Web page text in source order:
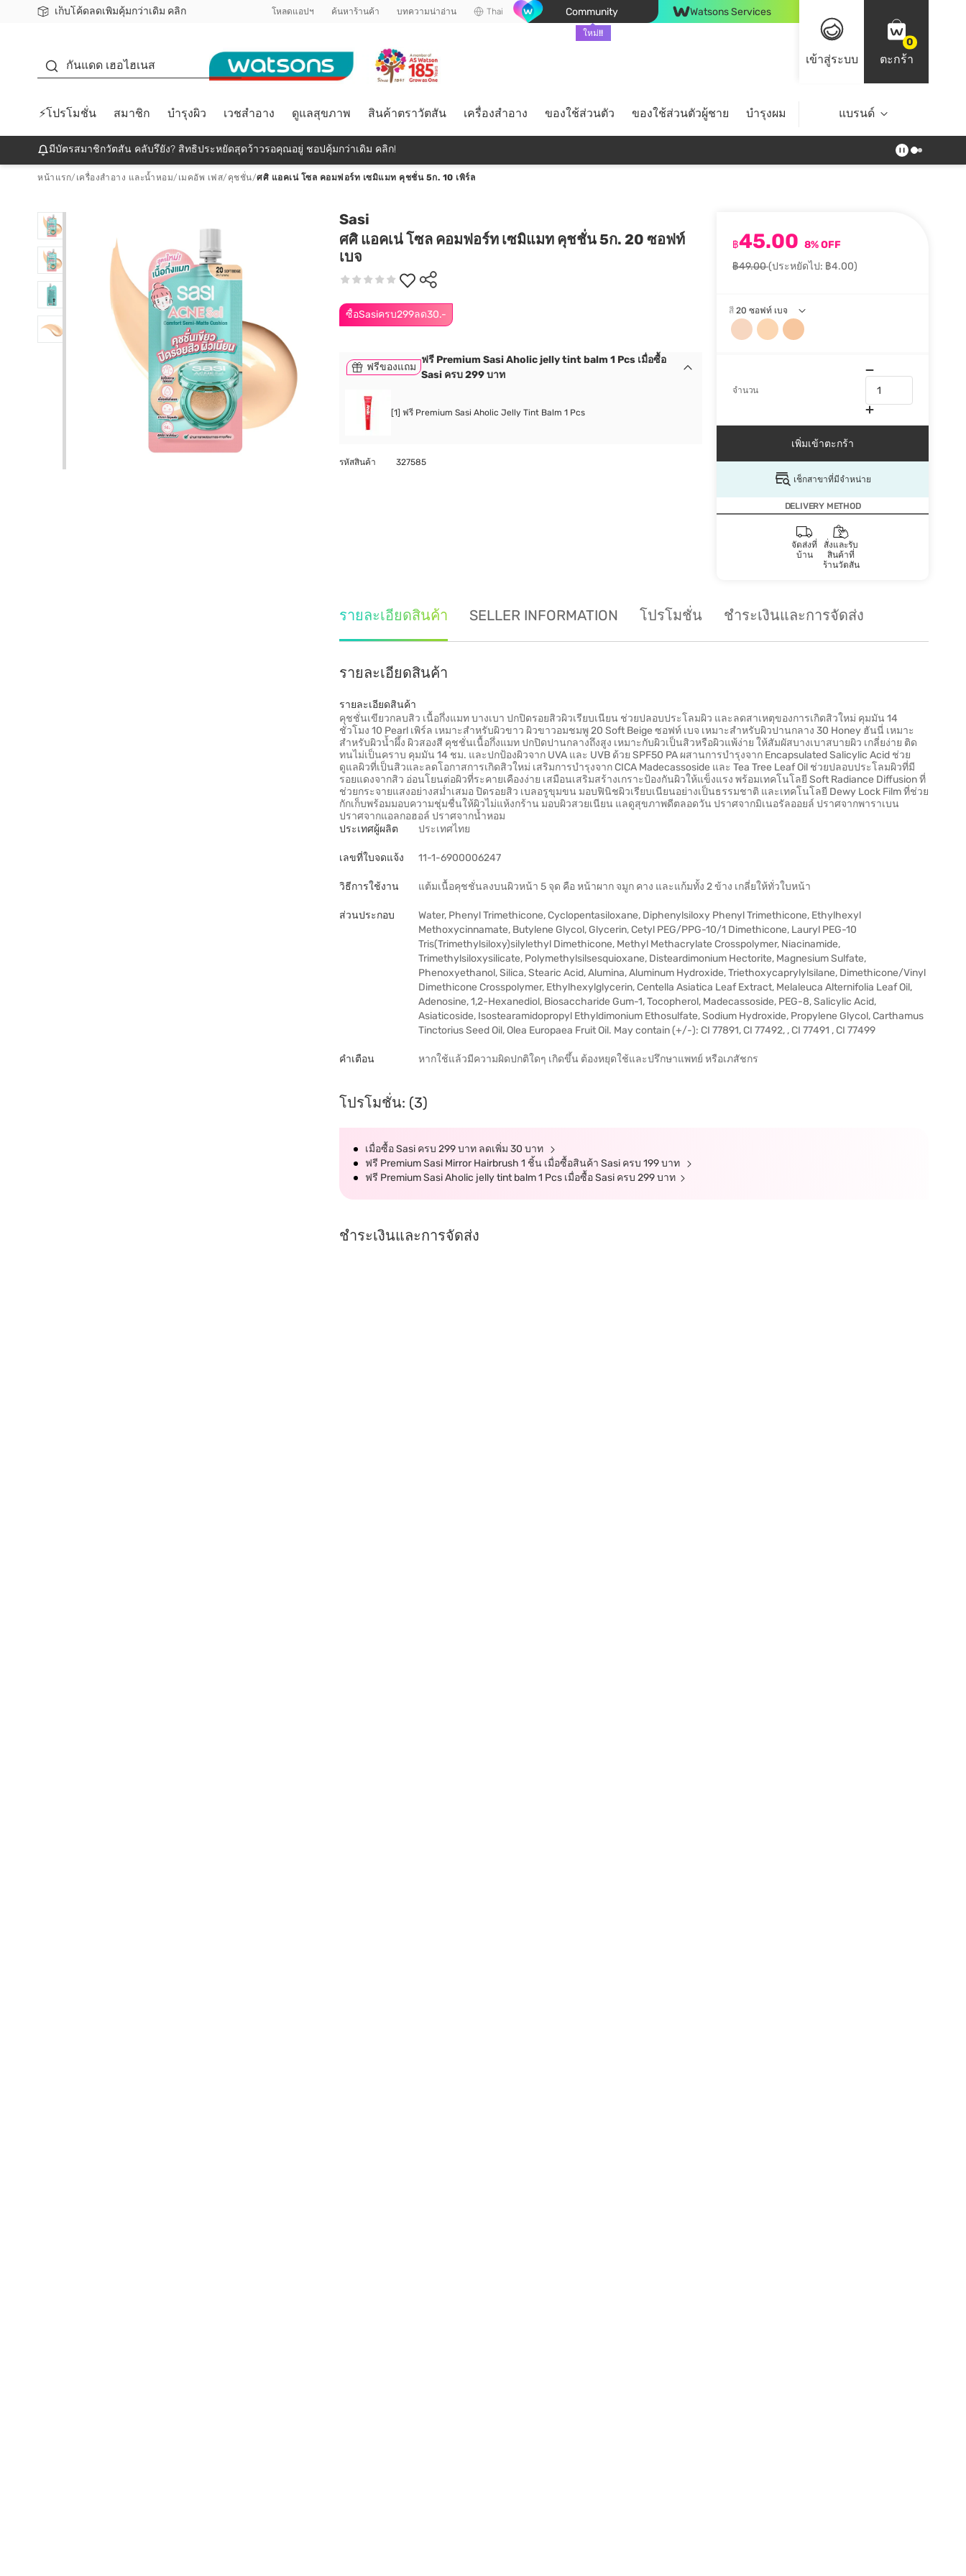
เก็บโค้ดลดเพิ่มคุ้มกว่าเดิม คลิก
ชอปออนไลน์ครั้งแรก ลดเพิ่มจุก ๆ 10%! 🎉
📦ส่งฟรี! เมื่อชอป 499฿
สมาชิกวัตสัน คลับดียังไง? โหลดแอปฯ ค้นหาร้านค้า บทความน่าอ่าน Thai Community
ใหม่!!
Watsons Services
เข้าสู่ระบบ
0
ตะกร้า
กันแดด เฮอไฮเนส
⚡โปรโมชั่น สมาชิก บำรุงผิว เวชสำอาง ดูแลสุขภาพ สินค้าตราวัตสัน เครื่องสำอาง ของใช้ส่วนตัว ของใช้ส่วนตัวผู้ชาย บำรุงผม ไลฟ์สไตล์ Top Brands
แบรนด์
มีบัตรสมาชิกวัตสัน คลับรึยัง? สิทธิประหยัดสุดว้าวรอคุณอยู่ ชอปคุ้มกว่าเดิม คลิก!
หน้าแรก/ เครื่องสำอาง และน้ำหอม/ เมคอัพ เฟส/ คุชชั่น/ศศิ แอคเน่ โซล คอมฟอร์ท เซมิแมท คุชชั่น 5ก. 10 เพิร์ล
Sasi
ศศิ แอคเน่ โซล คอมฟอร์ท เซมิแมท คุชชั่น 5ก. 20 ซอฟท์
เบจ
ซื้อSasiครบ299ลด30.-
฿45.00 8% OFF
฿49.00(ประหยัดไป: ฿4.00)
สี 20 ซอฟท์ เบจ
จำนวน
เพิ่มเข้าตะกร้า
เช็กสาขาที่มีจำหน่าย
DELIVERY METHOD
จัดส่งที่
บ้าน
สั่งและรับ
สินค้าที่
ร้านวัตสัน
ฟรีของแถม
ฟรี Premium Sasi Aholic jelly tint balm 1 Pcs เมื่อซื้อ
Sasi ครบ 299 บาท
[1] ฟรี Premium Sasi Aholic Jelly Tint Balm 1 Pcs
รหัสสินค้า 327585
รายละเอียดสินค้า SELLER INFORMATION โปรโมชั่น ชำระเงินและการจัดส่ง
รายละเอียดสินค้า
รายละเอียดสินค้า
คุชชั่นเขียวกลบสิว เนื้อกึ่งแมท บางเบา ปกปิดรอยสิวผิวเรียบเนียน ช่วยปลอบประโลมผิว และลดสาเหตุของการเกิดสิวใหม่ คุมมัน 14
ชั่วโมง 10 Pearl เพิร์ล เหมาะสำหรับผิวขาว ผิวขาวอมชมพู 20 Soft Beige ซอฟท์ เบจ เหมาะสำหรับผิวปานกลาง 30 Honey ฮันนี่ เหมาะ
สำหรับผิวน้ำผึ้ง ผิวสองสี คุชชั่นเนื้อกึ่งแมท ปกปิดปานกลางถึงสูง เหมาะกับผิวเป็นสิวหรือผิวแพ้ง่าย ให้สัมผัสบางเบาสบายผิว เกลี่ยง่าย ติด
ทนไม่เป็นคราบ คุมมัน 14 ชม. และปกป้องผิวจาก UVA และ UVB ด้วย SPF50 PA ผสานการบำรุงจาก Encapsulated Salicylic Acid ช่วย
ดูแลผิวที่เป็นสิวและลดโอกาสการเกิดสิวใหม่ เสริมการบำรุงจาก CICA Madecassoside และ Tea Tree Leaf Oil ช่วยปลอบประโลมผิวที่มี
รอยแดงจากสิว อ่อนโยนต่อผิวที่ระคายเคืองง่าย เสมือนเสริมสร้างเกราะป้องกันผิวให้แข็งแรง พร้อมเทคโนโลยี Soft Radiance Diffusion ที่
ช่วยกระจายแสงอย่างสม่ำเสมอ ปิดรอยสิว เบลอรูขุมขน มอบฟินิชผิวเรียบเนียนอย่างเป็นธรรมชาติ และเทคโนโลยี Dewy Lock Film ที่ช่วย
กักเก็บพร้อมมอบความชุ่มชื่นให้ผิวไม่แห้งกร้าน มอบผิวสวยเนียน แลดูสุขภาพดีตลอดวัน ปราศจากมิเนอรัลออยล์ ปราศจากพาราเบน
ปราศจากแอลกอฮอล์ ปราศจากน้ำหอม
ประเทศผู้ผลิต
ประเทศไทย
เลขที่ใบจดแจ้ง 11-1-6900006247
วิธีการใช้งาน แต้มเนื้อคุชชั่นลงบนผิวหน้า 5 จุด คือ หน้าผาก จมูก คาง และแก้มทั้ง 2 ข้าง เกลี่ยให้ทั่วใบหน้า
ส่วนประกอบ
Water, Phenyl Trimethicone, Cyclopentasiloxane, Diphenylsiloxy Phenyl Trimethicone, Ethylhexyl
Methoxycinnamate, Butylene Glycol, Glycerin, Cetyl PEG/PPG-10/1 Dimethicone, Lauryl PEG-10
Tris(Trimethylsiloxy)silylethyl Dimethicone, Methyl Methacrylate Crosspolymer, Niacinamide,
Trimethylsiloxysilicate, Polymethylsilsesquioxane, Disteardimonium Hectorite, Magnesium Sulfate,
Phenoxyethanol, Silica, Stearic Acid, Alumina, Aluminum Hydroxide, Triethoxycaprylylsilane, Dimethicone/Vinyl
Dimethicone Crosspolymer, Ethylhexylglycerin, Centella Asiatica Leaf Extract, Melaleuca Alternifolia Leaf Oil,
Adenosine, 1,2-Hexanediol, Biosaccharide Gum-1, Tocopherol, Madecassoside, PEG-8, Salicylic Acid,
Asiaticoside, Isostearamidopropyl Ethyldimonium Ethosulfate, Sodium Hydroxide, Propylene Glycol, Carthamus
Tinctorius Seed Oil, Olea Europaea Fruit Oil. May contain (+/-): CI 77891, CI 77492, , CI 77491 , CI 77499
คำเตือน หากใช้แล้วมีความผิดปกติใดๆ เกิดขึ้น ต้องหยุดใช้และปรึกษาแพทย์ หรือเภสัชกร
โปรโมชั่น: (3)
เมื่อซื้อ Sasi ครบ 299 บาท ลดเพิ่ม 30 บาท
ฟรี Premium Sasi Mirror Hairbrush 1 ชิ้น เมื่อซื้อสินค้า Sasi ครบ 199 บาท
ฟรี Premium Sasi Aholic jelly tint balm 1 Pcs เมื่อซื้อ Sasi ครบ 299 บาท
ชำระเงินและการจัดส่ง